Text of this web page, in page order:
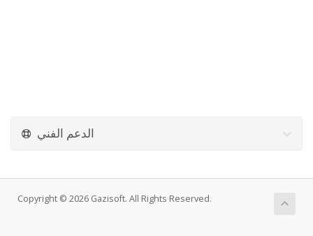
الدعم الفني
Copyright © 2026 Gazisoft. All Rights Reserved.